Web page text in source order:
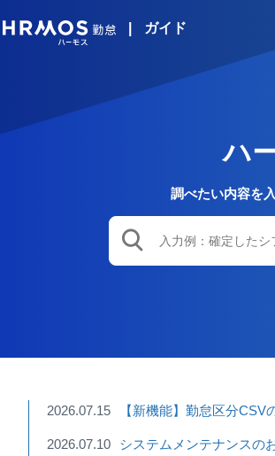
HRMOSガイド
ハ
調べたい内容を
2026.07.15 【新機能】勤怠区分
2026.07.10 システムメンテナンスの